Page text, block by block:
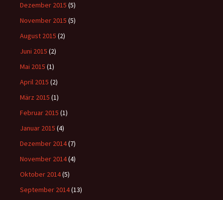
Dezember 2015 (5)
November 2015 (5)
August 2015 (2)
Juni 2015 (2)
Mai 2015 (1)
April 2015 (2)
März 2015 (1)
Februar 2015 (1)
Januar 2015 (4)
Dezember 2014(7)
November 2014(4)
Oktober 2014(5)
September 2014(13)